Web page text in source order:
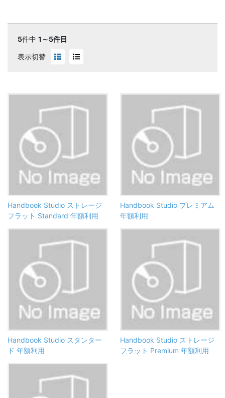
5件中 1～5件目
表示切替
Handbook Studio ストレージ
フラット Standard 年額利用
Handbook Studio プレミアム
年額利用
Handbook Studio スタンター
ド 年額利用
Handbook Studio ストレージ
フラット Premium 年額利用